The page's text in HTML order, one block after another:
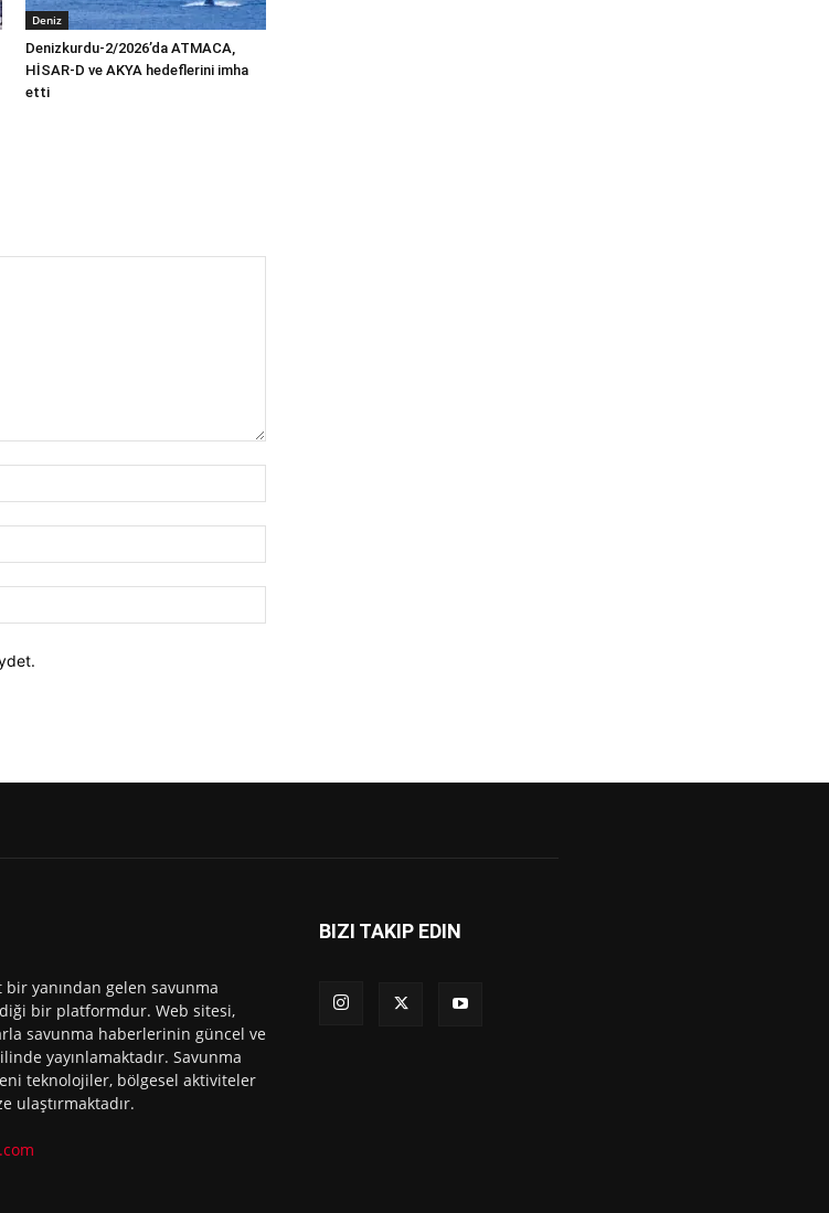
Deniz
Denizkurdu-2/2026’da ATMACA,
HİSAR-D ve AKYA hedeflerini imha
etti
bir yanından gelen savunma
bir platformdur. Web sitesi,
savunma haberlerinin güncel ve
yayınlamaktadır. Savunma
teknolojiler, bölgesel aktiviteler
ulaştırmaktadır.
BIZI TAKIP EDIN